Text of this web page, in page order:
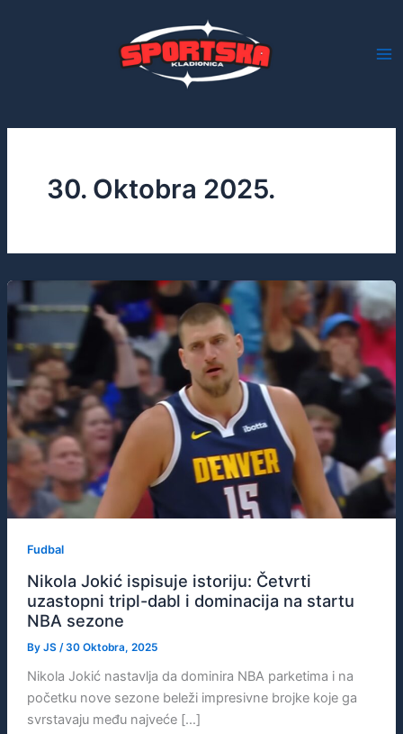
30. Oktobra 2025.
Fudbal
Nikola Jokić ispisuje istoriju: Četvrti
uzastopni tripl-dabl i dominacija na startu
NBA sezone
By JS /30 Oktobra, 2025
Nikola Jokić nastavlja da dominira NBA parketima i na
početku nove sezone beleži impresivne brojke koje ga
svrstavaju među najveće […]